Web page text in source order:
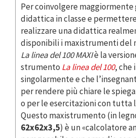
Per coinvolgere
didattica in classe e
realizzare una didattica
disponibili i maxistrumenti del
La linea del 100 MAXIè la
strumento La linea del 100, che
singolarmente e che
per rendere più chiare le
o per le esercitazioni con tutta
Questo maxistrumento (in
62x62x3,5) è un «calcolatore